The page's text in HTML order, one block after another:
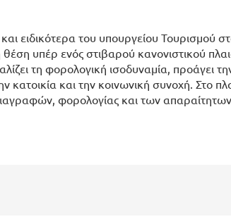
ειδικότερα του υπουργείου Τουρισμού
υπέρ ενός στιβαρού κανονιστικού
τη φορολογική ισοδυναμία, προάγει
κατοικία και την κοινωνική συνοχή. Στο
φορολογίας και των